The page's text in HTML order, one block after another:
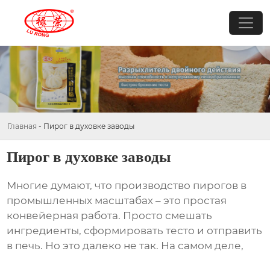
Главная - Пирог в духовке заводы
Пирог в духовке заводы
Многие думают, что производство пирогов в
промышленных масштабах – это простая
конвейерная работа. Просто смешать
ингредиенты, сформировать тесто и отправить
в печь. Но это далеко не так. На самом деле,